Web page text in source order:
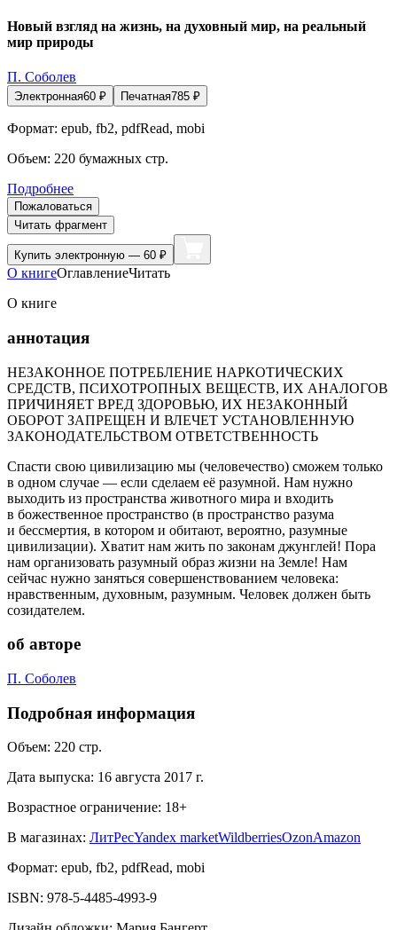
Новый взгляд на жизнь, на духовный мир, на реальный
мир природы
П. Соболев
Электронная60 ₽ Печатная785 ₽
Формат: epub, fb2, pdfRead, mobi
Объем: 220 бумажных стр.
Подробнее
Пожаловаться
Читать фрагмент
Купить электронную — 60 ₽
О книгеОглавлениеЧитать
О книге
аннотация
НЕЗАКОННОЕ ПОТРЕБЛЕНИЕ НАРКОТИЧЕСКИХ
СРЕДСТВ, ПСИХОТРОПНЫХ ВЕЩЕСТВ, ИХ АНАЛОГОВ
ПРИЧИНЯЕТ ВРЕД ЗДОРОВЬЮ, ИХ НЕЗАКОННЫЙ
ОБОРОТ ЗАПРЕЩЕН И ВЛЕЧЕТ УСТАНОВЛЕННУЮ
ЗАКОНОДАТЕЛЬСТВОМ ОТВЕТСТВЕННОСТЬ
Спасти свою цивилизацию мы (человечество) сможем только
в одном случае — если сделаем её разумной. Нам нужно
выходить из пространства животного мира и входить
в божественное пространство (в пространство разума
и бессмертия, в котором и обитают, вероятно, разумные
цивилизации). Хватит нам жить по законам джунглей! Пора
нам организовать разумный образ жизни на Земле! Нам
сейчас нужно заняться совершенствованием человека:
нравственным, духовным, разумным. Человек должен быть
созидателем.
об авторе
П. Соболев
Подробная информация
Объем: 220 стр.
Дата выпуска: 16 августа 2017 г.
Возрастное ограничение: 18+
В магазинах: ЛитРесYandex marketWildberriesOzonAmazon
Формат: epub, fb2, pdfRead, mobi
ISBN: 978-5-4485-4993-9